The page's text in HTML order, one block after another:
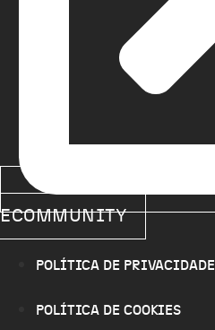
ECOMMUNITY
POLÍTICA DE PRIVACIDADE
POLÍTICA DE COOKIES